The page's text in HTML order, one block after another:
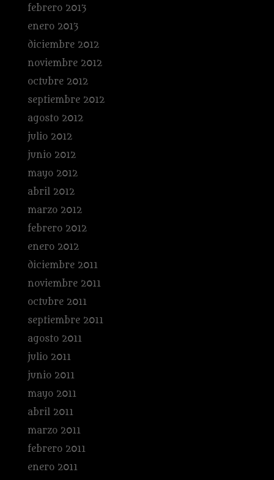
febrero 2013
enero 2013
diciembre 2012
noviembre 2012
octubre 2012
septiembre 2012
agosto 2012
julio 2012
junio 2012
mayo 2012
abril 2012
marzo 2012
febrero 2012
enero 2012
diciembre 2011
noviembre 2011
octubre 2011
septiembre 2011
agosto 2011
julio 2011
junio 2011
mayo 2011
abril 2011
marzo 2011
febrero 2011
enero 2011